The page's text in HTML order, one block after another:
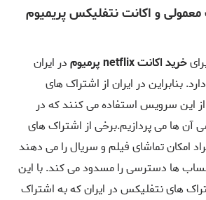
و اکانت نتفلیکس پریمیوم
خرید اکانت netflix پرمیوم
در ایران
بنابراین در ایران از اشتراک های
این سرویس استفاده می کنند که در
آن ها می پردازیم.برخی از اشتراک های
امکان تماشای فیلم و سریال را می دهند
ها دسترسی را مسدود می کند. با این
های نتفلیکس در ایران که به اشتراک